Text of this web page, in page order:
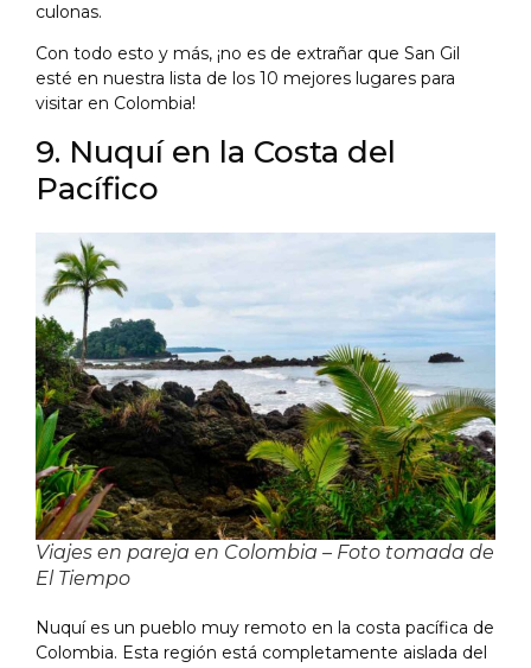
culonas.
Con todo esto y más, ¡no es de extrañar que San Gil
esté en nuestra lista de los 10 mejores lugares para
visitar en Colombia!
9. Nuquí en la Costa del
Pacífico
Viajes en pareja en Colombia – Foto tomada de
El Tiempo
Nuquí es un pueblo muy remoto en la costa pacífica de
Colombia. Esta región está completamente aislada del